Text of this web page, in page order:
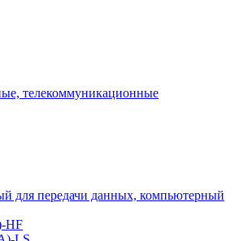
телекоммуникационные
для передачи данных, компьютерный
HF